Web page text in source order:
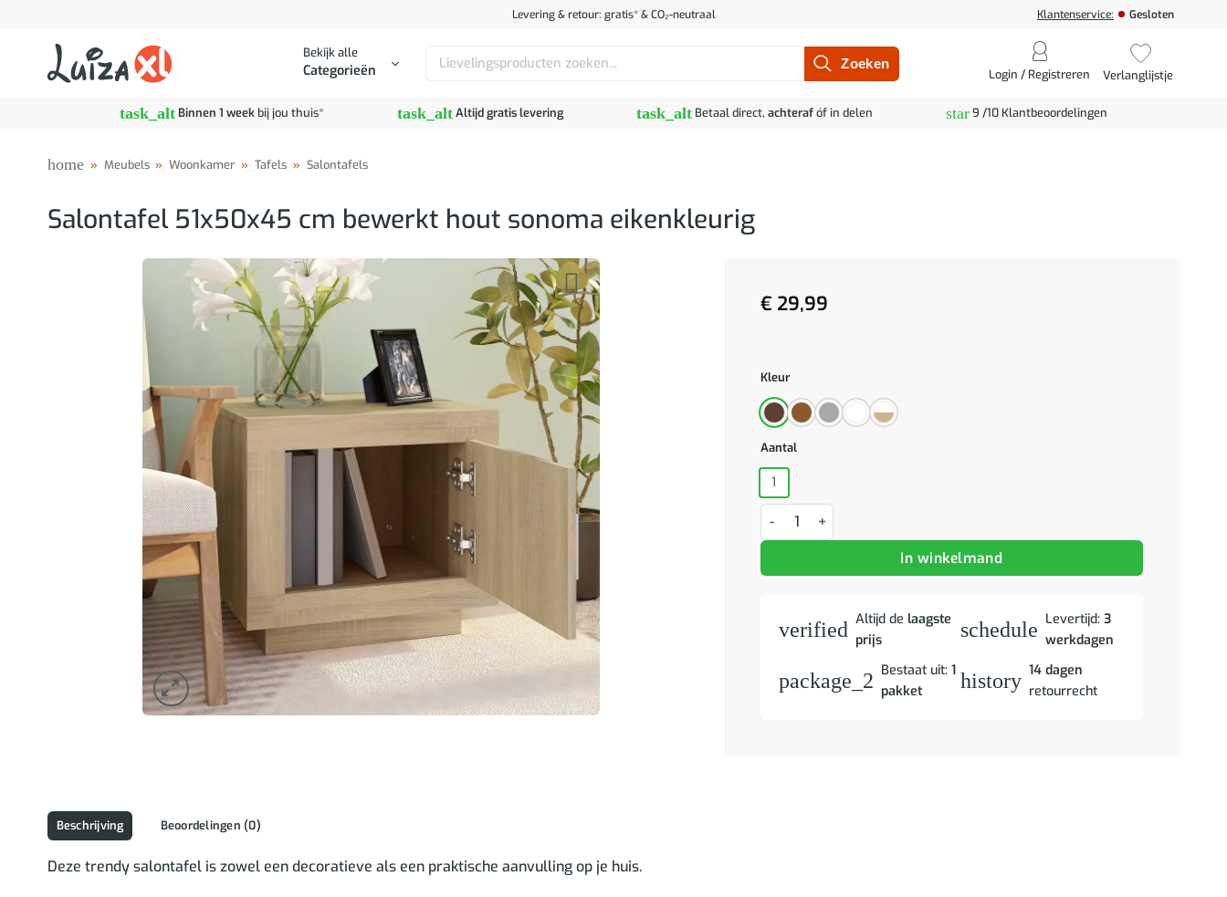
Levering & retour: gratis* & CO₂-neutraal Klantenservice: Gesloten
Bekijk alle
Categorieën
Zoeken
Login / Registreren Verlanglijstje
task_altBinnen 1 weekbij jou thuis* task_altAltijd gratis levering task_alt Betaal direct, achterafóf in delen star9 /10 Klantbeoordelingen
home » Meubels » Woonkamer » Tafels » Salontafels
Salontafel 51x50x45 cm bewerkt hout sonoma eikenkleurig
€ 29,99
Kleur
Aantal
1
Salontafel 51x50x45 cm bewerkt hout sonoma eikenkleurig aantal
In winkelmand
verified Altijd de laagste
prijs
schedule Levertijd:3
werkdagen
package_2 Bestaat uit: 1
pakket
history 14 dagen
retourrecht
Beschrijving Beoordelingen (0)
Deze trendy salontafel is zowel een decoratieve als een praktische aanvulling op je huis.